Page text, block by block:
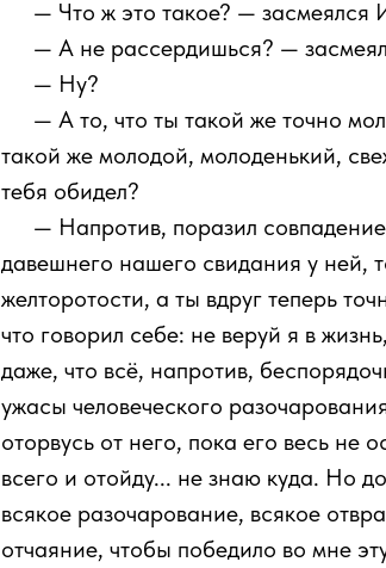
— Что ж это такое? — засмеялся
— А не рассердишься? —
— Ну?
— А то, что ты такой же точно
такой же молодой, молоденький,
тебя обидел?
— Напротив, поразил
давешнего нашего свидания у ней,
желторотости, а ты вдруг теперь
что говорил себе: не веруй я в
даже, что всё, напротив,
ужасы человеческого
оторвусь от него, пока его весь
всего и отойду... не знаю куда. Но
всякое разочарование, всякое
отчаяние, чтобы победило во мне